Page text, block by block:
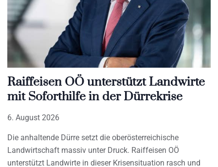
Raiffeisen OÖ unterstützt Landwirte
mit Soforthilfe in der Dürrekrise
6. August 2026
Die anhaltende Dürre setzt die oberösterreichische
Landwirtschaft massiv unter Druck. Raiffeisen OÖ
unterstützt Landwirte in dieser Krisensituation rasch und